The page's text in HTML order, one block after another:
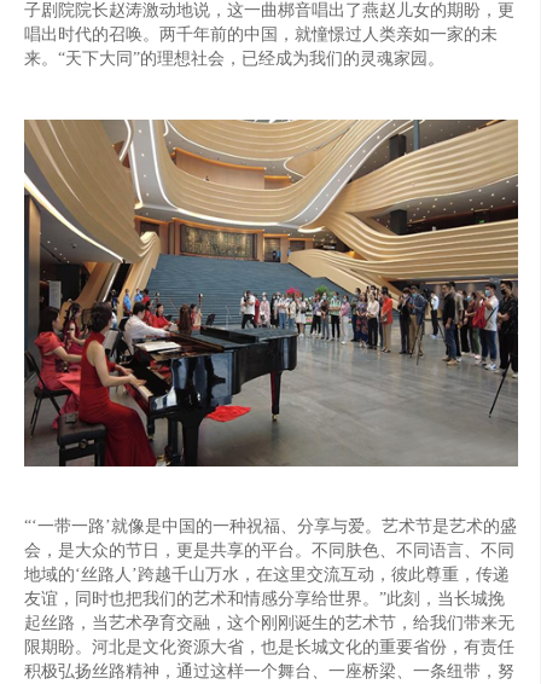
子剧院院长赵涛激动地说，这一曲梆音唱出了燕赵儿女的期盼，更
唱出时代的召唤。两千年前的中国，就憧憬过人类亲如一家的未
来。“天下大同”的理想社会，已经成为我们的灵魂家园。
“‘一带一路’就像是中国的一种祝福、分享与爱。艺术节是艺术的盛
会，是大众的节日，更是共享的平台。不同肤色、不同语言、不同
地域的‘丝路人’跨越千山万水，在这里交流互动，彼此尊重，传递
友谊，同时也把我们的艺术和情感分享给世界。”此刻，当长城挽
起丝路，当艺术孕育交融，这个刚刚诞生的艺术节，给我们带来无
限期盼。河北是文化资源大省，也是长城文化的重要省份，有责任
积极弘扬丝路精神，通过这样一个舞台、一座桥梁、一条纽带，努